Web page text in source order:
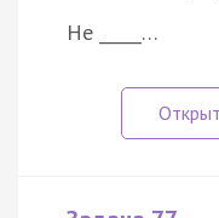
He _____…